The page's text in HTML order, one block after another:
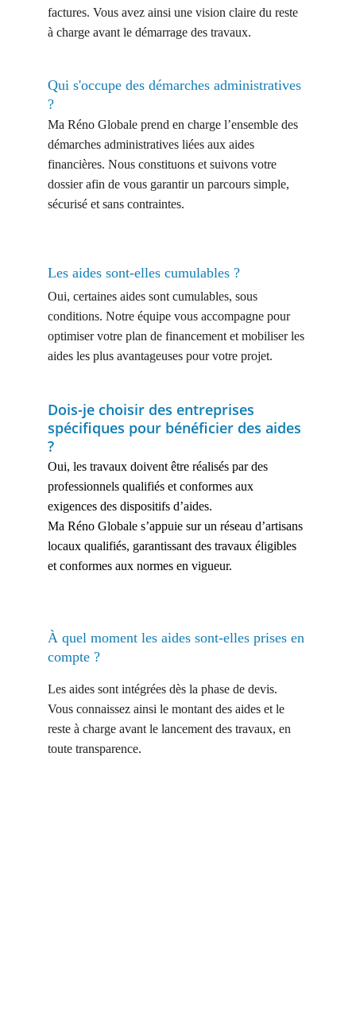
factures. Vous avez ainsi une vision claire du reste
à charge avant le démarrage des travaux.
Qui s'occupe des démarches administratives
?
Ma Réno Globale prend en charge l’ensemble des
démarches administratives liées aux aides
financières. Nous constituons et suivons votre
dossier afin de vous garantir un parcours simple,
sécurisé et sans contraintes.
Les aides sont-elles cumulables ?
Oui, certaines aides sont cumulables, sous
conditions. Notre équipe vous accompagne pour
optimiser votre plan de financement et mobiliser les
aides les plus avantageuses pour votre projet.
Dois-je choisir des entreprises
spécifiques pour bénéficier des aides
?
Oui, les travaux doivent être réalisés par des
professionnels qualifiés et conformes aux
exigences des dispositifs d’aides.
Ma Réno Globale s’appuie sur un réseau d’artisans
locaux qualifiés, garantissant des travaux éligibles
et conformes aux normes en vigueur.
À quel moment les aides sont-elles prises en
compte ?
Les aides sont intégrées dès la phase de devis.
Vous connaissez ainsi le montant des aides et le
reste à charge avant le lancement des travaux, en
toute transparence.